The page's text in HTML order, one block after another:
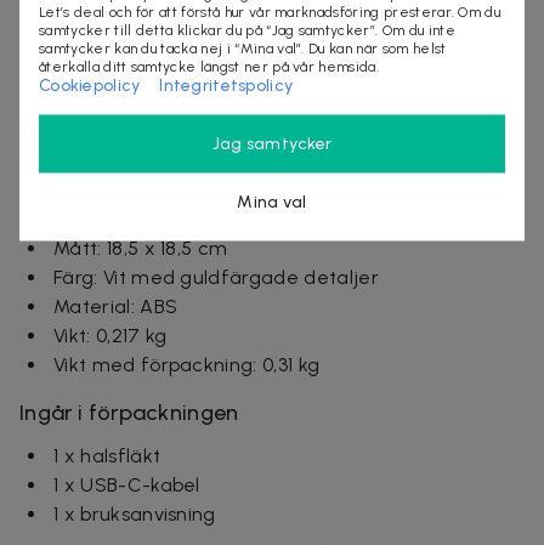
Typ: Halsfläkt / portabel fläkt
Design: Bladlös
Antal hastigheter: 5
Laddningsport: USB-C
Mått: 18,5 x 18,5 cm
Färg: Vit med guldfärgade detaljer
Material: ABS
Vikt: 0,217 kg
Vikt med förpackning: 0,31 kg
Ingår i förpackningen
1 x halsfläkt
1 x USB-C-kabel
1 x bruksanvisning
Let’s deal och för att förstå hur vår marknadsföring presterar. Om du
samtycker till detta klickar du på “Jag samtycker”. Om du inte
samtycker kan du tacka nej i “Mina val”. Du kan när som helst
återkalla ditt samtycke längst ner på vår hemsida.
Cookiepolicy Integritetspolicy
Jag samtycker
Mina val